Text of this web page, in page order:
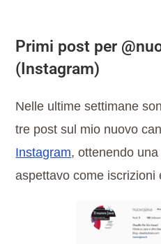
Primi post per
(Instagram)
Nelle ultime settimane
tre post sul mio nuovo
Instagram, ottenendo
aspettavo come iscrizioni